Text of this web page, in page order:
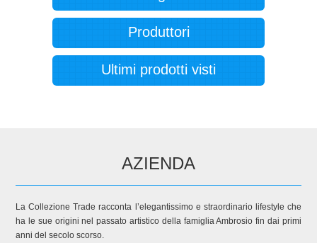
Produttori
Ultimi prodotti visti
AZIENDA
La Collezione Trade racconta l’elegantissimo e straordinario lifestyle che
ha le sue origini nel passato artistico della famiglia Ambrosio fin dai primi
anni del secolo scorso.